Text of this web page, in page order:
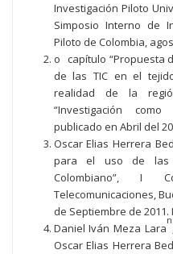
Investigación Piloto
Simposio Interno de
Piloto de Colombia,
o capítulo “Propuesta
de las TIC en el
realidad de la
“Investigación como
publicado en Abril del
Oscar Elias Herrera
para el uso de las
Colombiano”, I
Telecomunicaciones,
de Septiembre de 2011.
Daniel Iván Meza Lara
n
Oscar Elias Herrera